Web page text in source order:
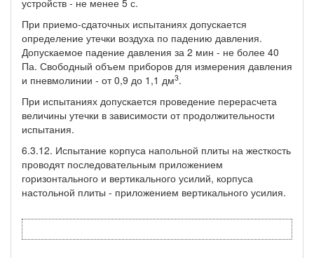
При приемо-сдаточных испытаниях допускается
определение утечки воздуха по падению давления.
Допускаемое падение давления за 2 мин - не более 40
Па. Свободный объем приборов для измерения давления
и пневмолинии - от 0,9 до 1,1 дм3.
При испытаниях допускается проведение перерасчета
величины утечки в зависимости от продолжительности
испытания.
6.3.12. Испытание корпуса напольной плиты на жесткость
проводят последовательным приложением
горизонтального и вертикального усилий, корпуса
настольной плиты - приложением вертикального усилия.